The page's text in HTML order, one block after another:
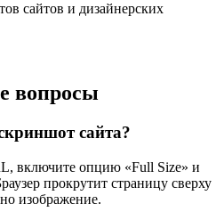
сайтов и дизайнерских
вопросы
сайта?
включите опцию «Full Size» и
прокрутит страницу сверху
изображение.